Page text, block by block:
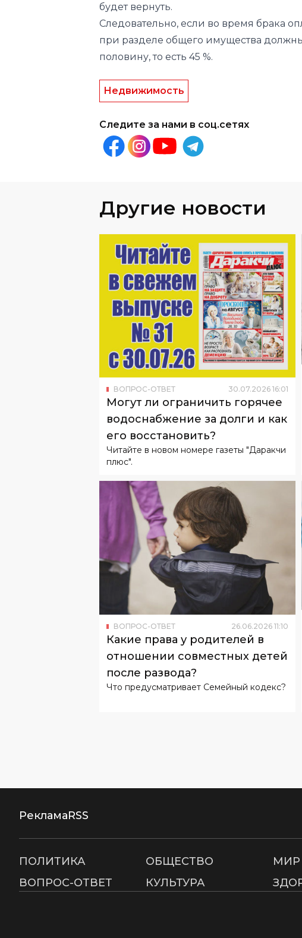
будет вернуть.
Следовательно, если во время брака
при разделе общего имущества
половину, то есть 45 %.
Недвижимость
Следите за нами в соц.сетях
Другие новости
ВОПРОС-ОТВЕТ 30.07.2026 16:01
Могут ли ограничить горячее
водоснабжение за долги и как
его восстановить?
Читайте в новом номере газеты "Даракчи
плюс".
ВОПРОС-ОТВЕТ 26.06.2026 11:10
Какие права у родителей в
отношении совместных детей
после развода?
Что предусматривает Семейный кодекс?
РекламаRSS
ПОЛИТИКА ОБЩЕСТВО МИР
ВОПРОС-ОТВЕТ
КУЛЬТУРА